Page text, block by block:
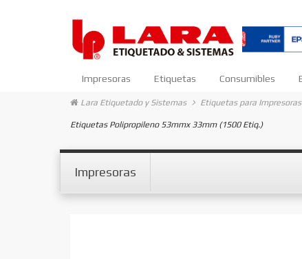
Impresoras Etiquetas Consumibles
Lara Etiquetado y Sistemas Etiquetas para Impresoras
Etiquetas Polipropileno 53mmx 33mm (1500 Etiq.)
Impresoras